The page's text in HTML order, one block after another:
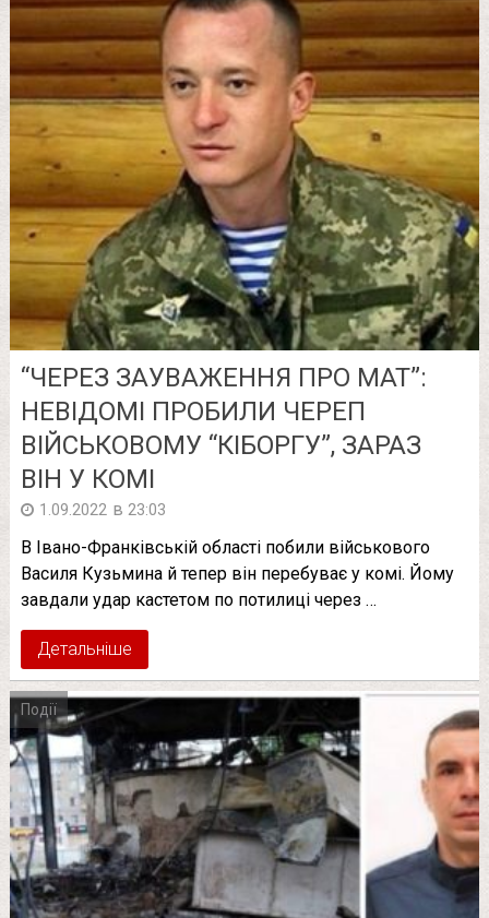
“ЧЕРЕЗ ЗАУВАЖЕННЯ ПРО МАТ”:
НЕВІДОМІ ПРOБИЛИ ЧEРЕП
ВІЙСЬКОВОМУ “КІБОРГУ”, ЗАРАЗ
ВІН У КОМІ
1.09.2022 в 23:03
В Івано-Франківській області побили військового
Василя Кузьмина й тепер він перебуває у комі. Йому
завдали удар кастетом по потилиці через …
Детальніше
Події